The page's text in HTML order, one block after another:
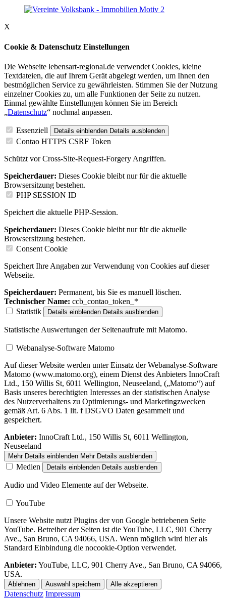
X
Cookie & Datenschutz Einstellungen
Die Webseite lebensart-regional.de verwendet Cookies, kleine
Textdateien, die auf Ihrem Gerät abgelegt werden, um Ihnen den
bestmöglichen Service zu gewährleisten. Stimmen Sie der Nutzung
einzelner Cookies zu, um alle Funktionen der Seite zu nutzen.
Einmal gewählte Einstellungen können Sie im Bereich
„Datenschutz“ nochmal anpassen.
Essenziell Details einblenden Details ausblenden
Contao HTTPS CSRF Token
Schützt vor Cross-Site-Request-Forgery Angriffen.
Speicherdauer: Dieses Cookie bleibt nur für die aktuelle
Browsersitzung bestehen.
PHP SESSION ID
Speichert die aktuelle PHP-Session.
Speicherdauer: Dieses Cookie bleibt nur für die aktuelle
Browsersitzung bestehen.
Consent Cookie
Speichert Ihre Angaben zur Verwendung von Cookies auf dieser
Webseite.
Speicherdauer: Permanent, bis Sie es manuell löschen.
Technischer Name: ccb_contao_token_*
Statistik
Details einblenden Details ausblenden
Statistische Auswertungen der Seitenaufrufe mit Matomo.
Webanalyse-Software Matomo
Auf dieser Website werden unter Einsatz der Webanalyse-Software
Matomo (www.matomo.org), einem Dienst des Anbieters InnoCraft
Ltd., 150 Willis St, 6011 Wellington, Neuseeland, („Matomo“) auf
Basis unseres berechtigten Interesses an der statistischen Analyse
des Nutzerverhaltens zu Optimierungs- und Marketingzwecken
gemäß Art. 6 Abs. 1 lit. f DSGVO Daten gesammelt und
gespeichert.
Anbieter: InnoCraft Ltd., 150 Willis St, 6011 Wellington,
Neuseeland
Mehr Details einblenden Mehr Details ausblenden
Medien Details einblenden Details ausblenden
Audio und Video Elemente auf der Webseite.
YouTube
Unsere Website nutzt Plugins der von Google betriebenen Seite
YouTube. Betreiber der Seiten ist die YouTube, LLC, 901 Cherry
Ave., San Bruno, CA 94066, USA. Wenn möglich wird hier als
Standard Einbindung die nocookie-Option verwendet.
Anbieter: YouTube, LLC, 901 Cherry Ave., San Bruno, CA 94066,
USA.
Ablehnen Auswahl speichern Alle akzeptieren
Datenschutz Impressum